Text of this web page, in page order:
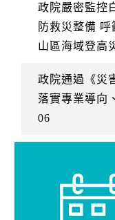
政院嚴密監控
防救災整備
山區海域登高
政院通過《災
落實專業導向
06